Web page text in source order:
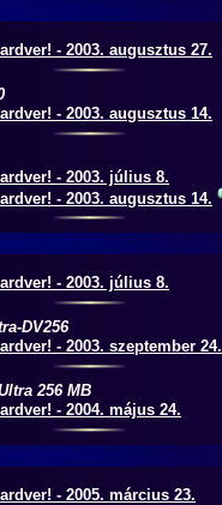
- 2003. augusztus 27.
- 2003. augusztus 14.
- 2003. július 8.
- 2003. augusztus 14.
- 2003. július 8.
DV256
- 2003. szeptember 24.
256 MB
- 2004. május 24.
- 2005. március 23.